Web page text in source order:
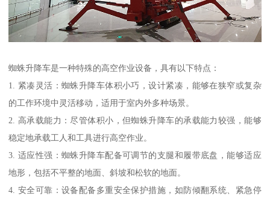
蜘蛛升降车是一种特殊的高空作业设备，具有以下特点：
1. 紧凑灵活：蜘蛛升降车体积小巧，设计紧凑，能够在狭窄或复杂
的工作环境中灵活移动，适用于室内外多种场景。
2. 高承载能力：尽管体积小，但蜘蛛升降车的承载能力较强，能够
稳定地承载工人和工具进行高空作业。
3. 适应性强：蜘蛛升降车配备可调节的支腿和履带底盘，能够适应
地形，包括不平整的地面、斜坡和松软的地面。
4. 安全可靠：设备配备多重安全保护措施，如防倾翻系统、紧急停